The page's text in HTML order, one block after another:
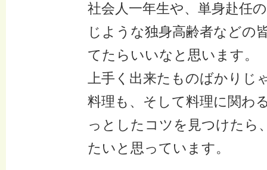
社会人一年生や、単身赴任
じような独身高齢者などの
てたらいいなと思います。
上手く出来たものばかりじ
料理も、そして料理に関わ
っとしたコツを見つけたら
たいと思っています。